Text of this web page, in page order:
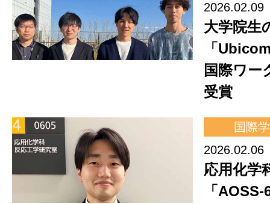
2026.02.09
大学院生
「
国際ワー
受賞
国際
2026.02.06
応用化学
「